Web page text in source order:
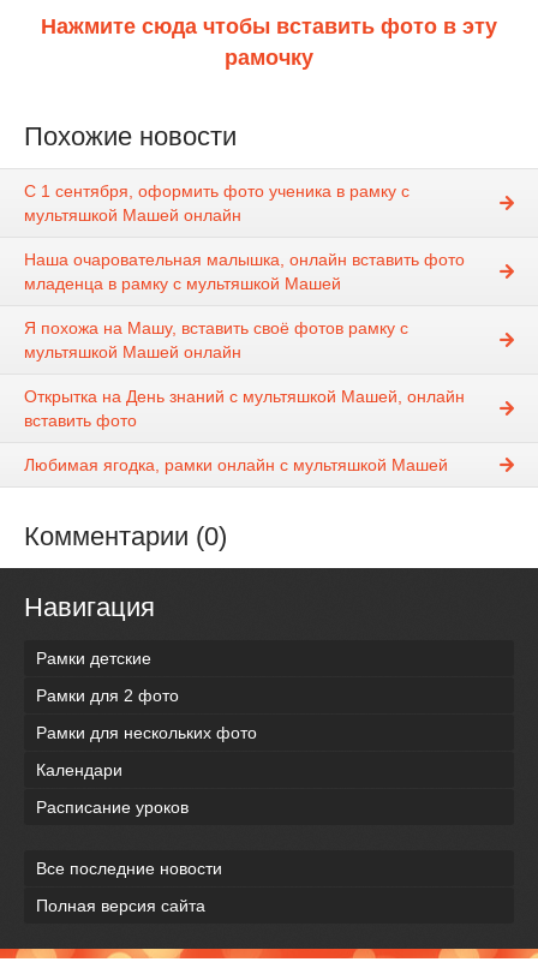
Нажмите сюда чтобы вставить фото в эту
рамочку
Похожие новости
С 1 сентября, оформить фото ученика в рамку с
мультяшкой Машей онлайн
Наша очаровательная малышка, онлайн вставить фото
младенца в рамку с мультяшкой Машей
Я похожа на Машу, вставить своё фотов рамку с
мультяшкой Машей онлайн
Открытка на День знаний с мультяшкой Машей, онлайн
вставить фото
Любимая ягодка, рамки онлайн с мультяшкой Машей
Комментарии (0)
Навигация
Рамки детские
Рамки для 2 фото
Рамки для нескольких фото
Календари
Расписание уроков
Все последние новости
Полная версия сайта